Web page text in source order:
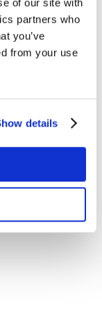
of our site with
partners who
you’ve
from your use
details
e promozionali